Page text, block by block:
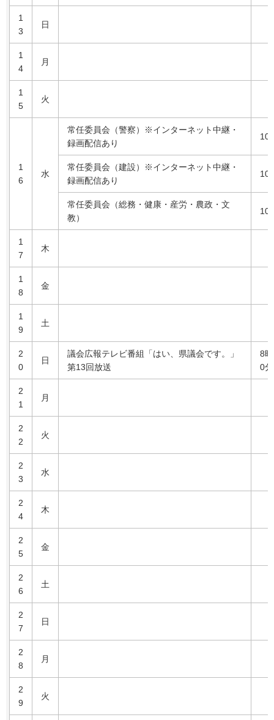
1
3
日
1
4
月
1
5
火
1
6
水
常任委員会（警察）※インターネット中継・
録画配信あり
10
常任委員会（建設）※インターネット中継・
録画配信あり
10
常任委員会（総務・健康・産労・農政・文
教）
10
1
7
木
1
8
金
1
9
土
2
0
日
議会広報テレビ番組「はい、県議会です。」
第13回放送
8
0分
2
1
月
2
2
火
2
3
水
2
4
木
2
5
金
2
6
土
2
7
日
2
8
月
2
9
火